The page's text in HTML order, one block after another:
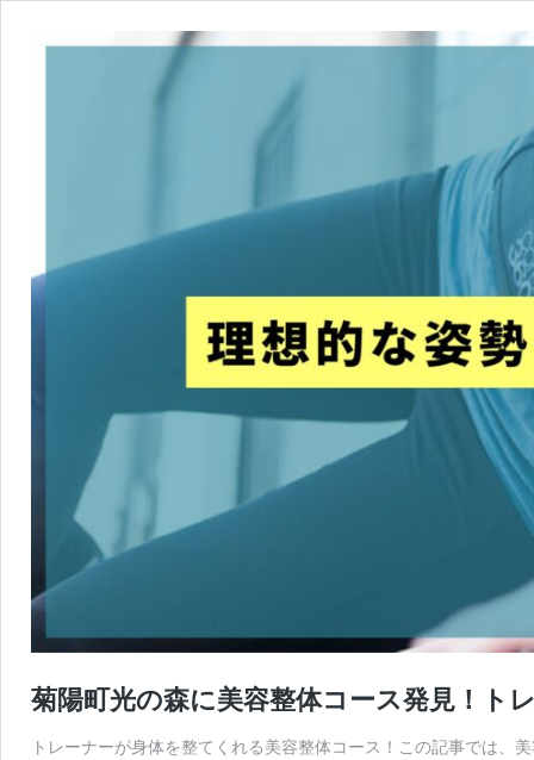
菊陽町光の森に美容整体コース発見！
トレーナーが身体を整てくれる美容整体コース！この記事では、